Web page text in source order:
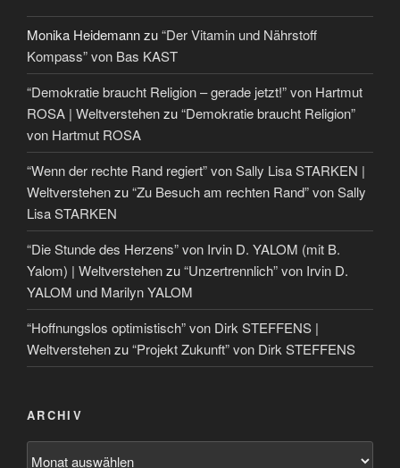
Monika Heidemannzu“Der Vitamin und Nährstoff
Kompass” von Bas KAST
“Demokratie braucht Religion – gerade jetzt!” von Hartmut
ROSA | Weltverstehenzu“Demokratie braucht Religion”
von Hartmut ROSA
“Wenn der rechte Rand regiert” von Sally Lisa STARKEN |
Weltverstehenzu“Zu Besuch am rechten Rand” von Sally
Lisa STARKEN
“Die Stunde des Herzens” von Irvin D. YALOM (mit B.
Yalom) | Weltverstehenzu“Unzertrennlich” von Irvin D.
YALOM und Marilyn YALOM
“Hoffnungslos optimistisch” von Dirk STEFFENS |
Weltverstehenzu“Projekt Zukunft” von Dirk STEFFENS
ARCHIV